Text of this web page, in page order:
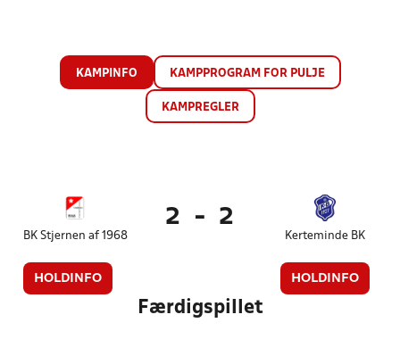
KAMPINFO KAMPPROGRAM FOR PULJE
KAMPREGLER
BK Stjernen af 1968
HOLDINFO
2 - 2
Kerteminde BK
HOLDINFO
Færdigspillet